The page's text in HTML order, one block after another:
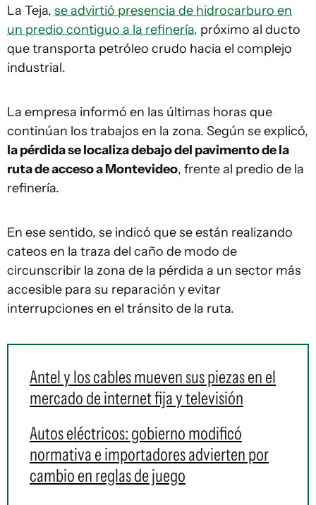
La Teja, se advirtió presencia de hidrocarburo en
un predio contiguo a la refinería, próximo al ducto
que transporta petróleo crudo hacia el complejo
industrial.
La empresa informó en las últimas horas que
continúan los trabajos en la zona. Según se explicó,
la pérdida se localiza debajo del pavimento de la
ruta de acceso a Montevideo, frente al predio de la
refinería.
En ese sentido, se indicó que se están realizando
cateos en la traza del caño de modo de
circunscribir la zona de la pérdida a un sector más
accesible para su reparación y evitar
interrupciones en el tránsito de la ruta.
Antel y los cables mueven sus piezas en el
mercado de internet fija y televisión
Autos eléctricos: gobierno modificó
normativa e importadores advierten por
cambio en reglas de juego